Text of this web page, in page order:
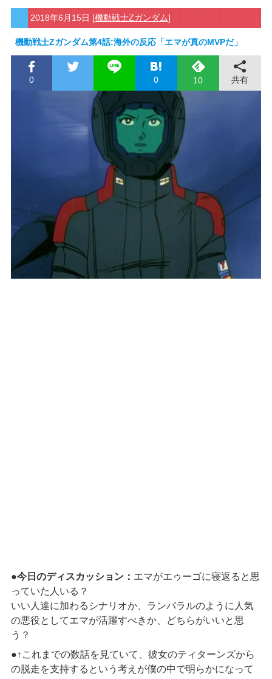
2018年6月15日 [機動戦士Zガンダム]
機動戦士Zガンダム第4話:海外の反応「エマが真のMVPだ」
0 0 10 共有
●今日のディスカッション： エマがエゥーゴに寝返ると思
っていた人いる？
いい人達に加わるシナリオか、ランバラルのように人気
の悪役としてエマが活躍すべきか、どちらがいいと思
う？
●↑これまでの数話を見ていて、彼女のティターンズから
の脱走を支持するという考えが僕の中で明らかになって